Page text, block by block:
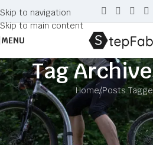
Skip to navigation
Skip to main content
MENU
Tag
Home Posts